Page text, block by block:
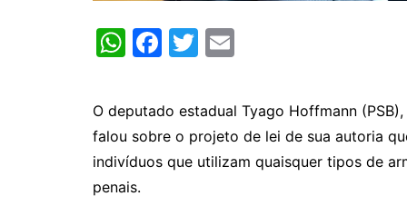
W
at
s
A
p
F
c
e
b
T
itt
er
ai
l
O deputado estadual Tyago Hoffmann
falou sobre o projeto de lei de sua autoria
indivíduos que utilizam quaisquer tipos de
penais.